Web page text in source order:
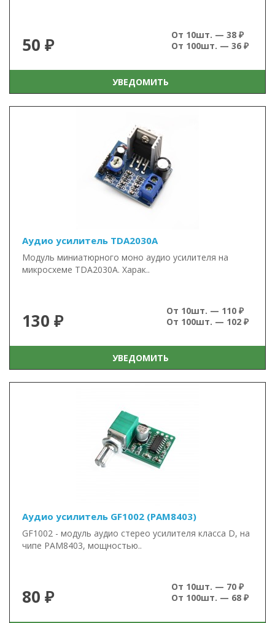
50 ₽
От 10шт. — 38 ₽
От 100шт. — 36 ₽
УВЕДОМИТЬ
Аудио усилитель TDA2030A
Модуль миниатюрного моно аудио усилителя на
микросхеме TDA2030A. Харак..
130 ₽
От 10шт. — 110 ₽
От 100шт. — 102 ₽
УВЕДОМИТЬ
Аудио усилитель GF1002 (PAM8403)
GF1002 - модуль аудио стерео усилителя класса D, на
чипе PAM8403, мощностью..
80 ₽
От 10шт. — 70 ₽
От 100шт. — 68 ₽